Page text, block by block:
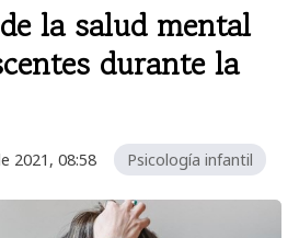
la salud mental
durante la
2021, 08:58 Psicología infantil